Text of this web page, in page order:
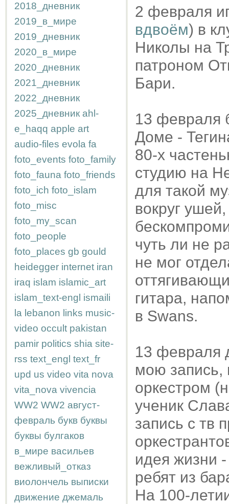
2018_дневник
2019_в_мире
2019_дневник
2020_в_мире
2020_дневник
2021_дневник
2022_дневник
2025_дневник ahl-
e_haqq apple art
audio-files evola fa
foto_events foto_family
foto_fauna foto_friends
foto_ich foto_islam
foto_misc
foto_my_scan
foto_people
foto_places gb gould
heidegger internet iran
iraq islam islamic_art
islam_text-engl ismaili
la lebanon links music-
video occult pakistan
pamir politics shia site-
rss text_engl text_fr
upd us video vita nova
vita_nova vivencia
WW2 WW2 август-
февраль букв буквы
буквы булгаков
в_мире васильев
вежливый_отказ
виолончель выписки
движение джемаль
2 февраля
вдвоём) в
Николы на
патроном
Бари.
13 февраля
Доме -
80-х
студию на
для такой
вокруг
чуть ли не
не мог
гитара,
в Swans.
13 февраля
мою запись,
оркестром
ученик
запись с тв
идея жизни
ребят из
На 100-